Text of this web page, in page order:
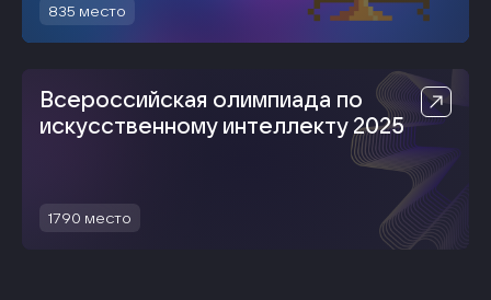
835 место
Всероссийская олимпиада по
искусственному интеллекту 2025
1790 место